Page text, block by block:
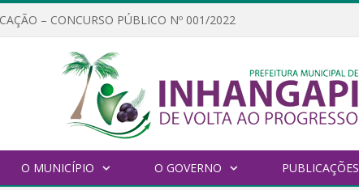
– CONCURSO PÚBLICO Nº 001/2022
O MUNICÍPIO O GOVERNO PUBLICAÇÕES